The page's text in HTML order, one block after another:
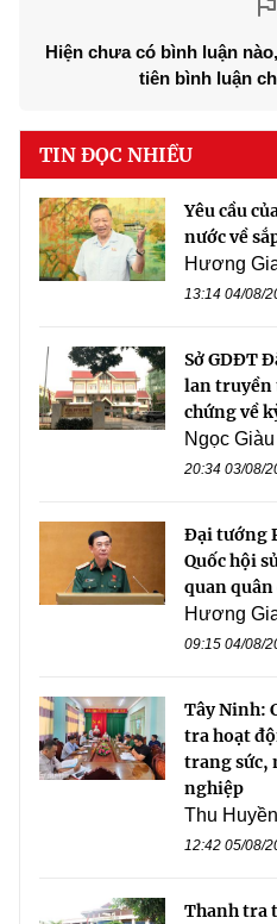
Hiện chưa có bình luận
tiên bình luận
TIN ĐỌC NHIỀU
Yêu cầu
nước về
Hương
13:14 04/08/
Sở GDĐT
lan truyền
chứng về
Ngọc Giàu
20:34 03/08/
Đại tướng
Quốc hội
quan
Hương
09:15 04/08/
Tây Ninh:
tra hoạt
trang sức,
nghiệp
Thu Huyền
12:42 05/08/
Thanh tra